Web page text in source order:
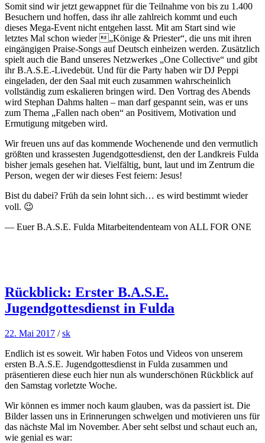
Somit sind wir jetzt gewappnet für die Teilnahme von bis zu 1.400
Besuchern und hoffen, dass ihr alle zahlreich kommt und euch
dieses Mega-Event nicht entgehen lasst. Mit am Start sind wie
letztes Mal schon wieder „Könige & Priester“, die uns mit ihren
eingängigen Praise-Songs auf Deutsch einheizen werden. Zusätzlich
spielt auch die Band unseres Netzwerkes „One Collective“ und gibt
ihr B.A.S.E.-Livedebüt. Und für die Party haben wir DJ Peppi
eingeladen, der den Saal mit euch zusammen wahrscheinlich
vollständig zum eskalieren bringen wird. Den Vortrag des Abends
wird Stephan Dahms halten – man darf gespannt sein, was er uns
zum Thema „Fallen nach oben“ an Positivem, Motivation und
Ermutigung mitgeben wird.
Wir freuen uns auf das kommende Wochenende und den vermutlich
größten und krassesten Jugendgottesdienst, den der Landkreis Fulda
bisher jemals gesehen hat. Vielfältig, bunt, laut und im Zentrum die
Person, wegen der wir dieses Fest feiern: Jesus!
Bist du dabei? Früh da sein lohnt sich… es wird bestimmt wieder
voll. 😉
— Euer B.A.S.E. Fulda Mitarbeitendenteam von ALL FOR ONE
Rückblick: Erster B.A.S.E.
Jugendgottesdienst in Fulda
22. Mai 2017 /sk
Endlich ist es soweit. Wir haben Fotos und Videos von unserem
ersten B.A.S.E. Jugendgottesdienst in Fulda zusammen und
präsentieren diese euch hier nun als wunderschönen Rückblick auf
den Samstag vorletzte Woche.
Wir können es immer noch kaum glauben, was da passiert ist. Die
Bilder lassen uns in Erinnerungen schwelgen und motivieren uns für
das nächste Mal im November. Aber seht selbst und schaut euch an,
wie genial es war: